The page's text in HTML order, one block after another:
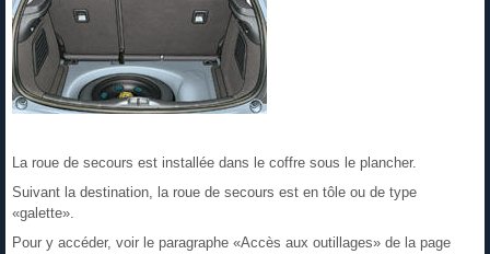
La roue de secours est installée dans le coffre sous le plancher.
Suivant la destination, la roue de secours est en tôle ou de type
«galette».
Pour y accéder, voir le paragraphe «Accès aux outillages» de la page